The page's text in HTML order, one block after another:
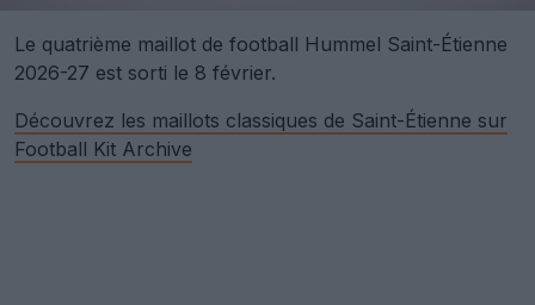
Le quatrième maillot de football Hummel Saint-Étienne
2026-27 est sorti le 8 février.
Découvrez les maillots classiques de Saint-Étienne sur
Football Kit Archive